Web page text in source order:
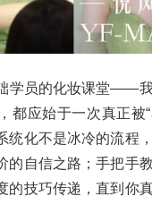
学员的化妆课堂——
都应始于一次真正被“
统化不是冰冷的流程
的自信之路；手把手
的技巧传递，直到你